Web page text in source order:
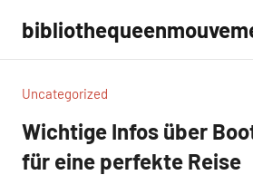
contenu
Uncategorized
Wichtige Infos über
für eine perfekte Reise